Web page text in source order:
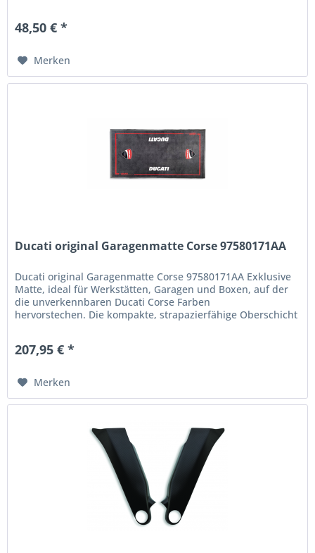
48,50 € *
Merken
Ducati original Garagenmatte Corse 97580171AA
Ducati original Garagenmatte Corse 97580171AA Exklusive
Matte, ideal für Werkstätten, Garagen und Boxen, auf der
die unverkennbaren Ducati Corse Farben
hervorstechen. Die kompakte, strapazierfähige Oberschicht
207,95 € *
Merken